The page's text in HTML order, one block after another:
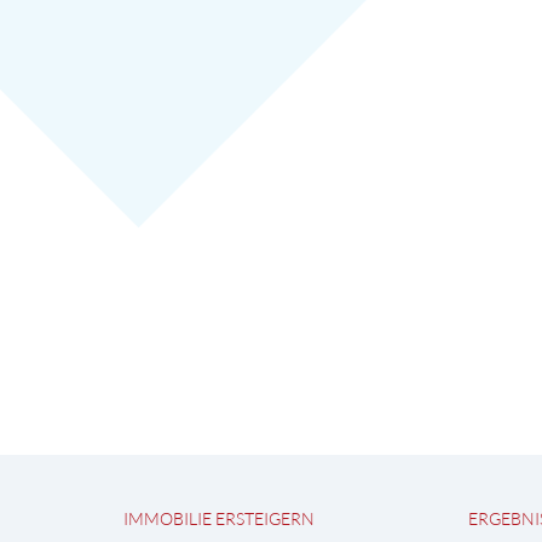
IMMOBILIE ERSTEIGERN